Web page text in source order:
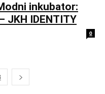
inkubator:
JKH IDENTITY
0